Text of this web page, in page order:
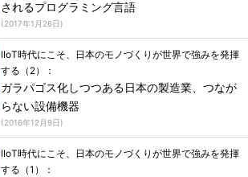
されるプログラミング言語
(2017年1月26日)
IIoT時代にこそ、日本のモノづくりが世界で強みを発揮
する（2）：
ガラパゴス化しつつある日本の製造業、つなが
らない設備機器
(2016年12月9日)
IIoT時代にこそ、日本のモノづくりが世界で強みを発揮
する（1）：